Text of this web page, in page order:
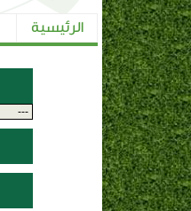
الرئيسية